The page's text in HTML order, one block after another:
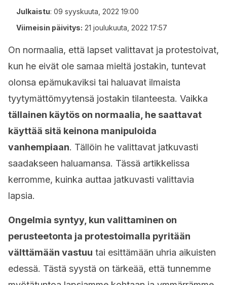
Julkaistu: 09 syyskuuta, 2022 19:00
Viimeisin päivitys: 21 joulukuuta, 2022 17:57
On normaalia, että lapset valittavat ja protestoivat,
kun he eivät ole samaa mieltä jostakin, tuntevat
olonsa epämukaviksi tai haluavat ilmaista
tyytymättömyytensä jostakin tilanteesta. Vaikka
tällainen käytös on normaalia, he saattavat
käyttää sitä keinona manipuloida
vanhempiaan. Tällöin he valittavat jatkuvasti
saadakseen haluamansa. Tässä artikkelissa
kerromme, kuinka auttaa jatkuvasti valittavia
lapsia.
Ongelmia syntyy, kun valittaminen on
perusteetonta ja protestoimalla pyritään
välttämään vastuu tai esittämään uhria aikuisten
edessä. Tästä syystä on tärkeää, että tunnemme